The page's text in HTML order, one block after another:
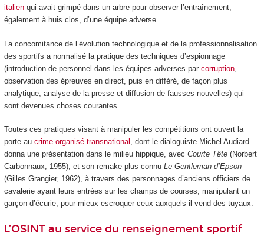
italienqui avait grimpé dans un arbre pour observer l’entraînement,
également à huis clos, d’une équipe adverse.
La concomitance de l’évolution technologique et de la professionnalisation
des sportifs a normalisé la pratique des techniques d’espionnage
(introduction de personnel dans les équipes adverses par corruption,
observation des épreuves en direct, puis en différé, de façon plus
analytique, analyse de la presse et diffusion de fausses nouvelles) qui
sont devenues choses courantes.
Toutes ces pratiques visant à manipuler les compétitions ont ouvert la
porte au crime organisé transnational , dont le dialoguiste Michel Audiard
donna une présentation dans le milieu hippique, avec Courte Tête(Norbert
Carbonnaux, 1955), et son remake plus connu Le Gentleman d’Epson
(Gilles Grangier, 1962), à travers des personnages d’anciens officiers de
cavalerie ayant leurs entrées sur les champs de courses, manipulant un
garçon d’écurie, pour mieux escroquer ceux auxquels il vend des tuyaux.
L’OSINT au service du renseignement sportif